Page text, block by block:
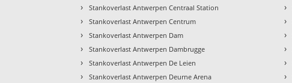
› Stankoverlast Antwerpen Centraal Station
› Stankoverlast Antwerpen Centrum
› Stankoverlast Antwerpen Dam
› Stankoverlast Antwerpen Dambrugge
› Stankoverlast Antwerpen De Leien
› Stankoverlast Antwerpen Deurne Arena
›
›
›
›
›
›